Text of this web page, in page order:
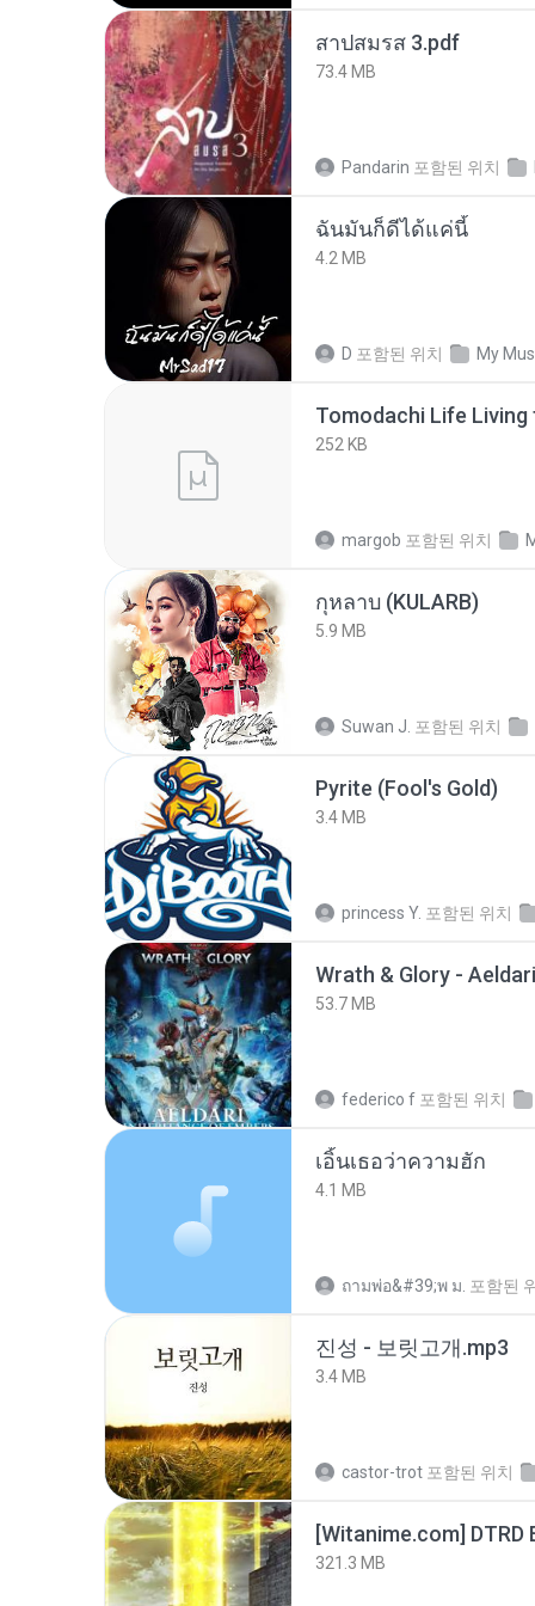
สาปสมรส 3.pdf
73.4 MB
Pandarin 포함된 위치
ฉันมันก็ดีได้แค่นี้
4.2 MB
D 포함된 위치 My
252 KB
margob 포함된 위치
กุหลาบ (KULARB)
5.9 MB
Suwan J. 포함된 위치
Pyrite (Fool's Gold)
3.4 MB
princess Y. 포함된 위치
53.7 MB
federico f 포함된 위치
เอิ้นเธอว่าความฮัก
4.1 MB
ถามพ่อ&#39;พ ม. 포함된
진성 - 보릿고개.mp3
3.4 MB
castor-trot 포함된 위치
[Witanime.com] DTRD
321.3 MB